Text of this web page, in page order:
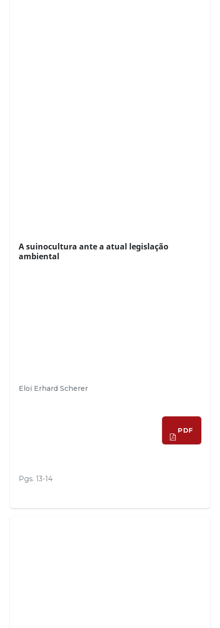
A suinocultura ante a atual legislação
ambiental
Eloi Erhard Scherer
Pgs. 13-14
PDF